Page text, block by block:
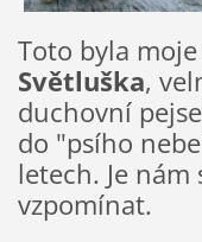
Toto byla
Světluška,
duchovní
do "psího
letech. Je
vzpomínat.